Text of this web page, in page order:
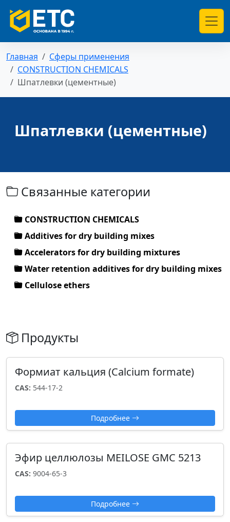
Главная
Сферы применения
CONSTRUCTION CHEMICALS
Шпатлевки (цементные)
Шпатлевки (цементные)
Связанные категории
CONSTRUCTION CHEMICALS
Additives for dry building mixes
Accelerators for dry building mixtures
Water retention additives for dry building mixes
Cellulose ethers
Продукты
Формиат кальция (Calcium formate)
CAS: 544-17-2
Подробнее
Эфир целлюлозы MEILOSE GMC 5213
CAS: 9004-65-3
Подробнее